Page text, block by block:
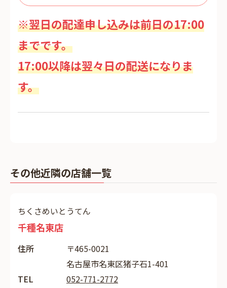
※翌日の配達申し込みは前日の17:00
までです。
17:00以降は翌々日の配送になりま
す。
その他近隣の店舗一覧
ちくさめいとうてん
千種名東店
住所
〒465-0021
名古屋市名東区猪子石1-401
TEL
052-771-2772